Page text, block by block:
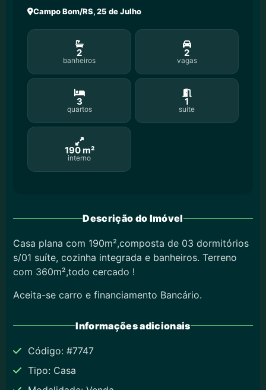
Campo Bom/RS, 25 de Julho
2
banheiros
2
vagas
3
quartos
1
suíte
190 m²
interno
Descrição do Imóvel
Casa plana com 190m²,composta de 03 dormitórios
s/01 suíte, cozinha integrada e banheiros. Terreno
com 360m²,todo cercado !
Aceita-se carro e financiamento Bancário.
Informações adicionais
Código: #7747
Tipo: Casa